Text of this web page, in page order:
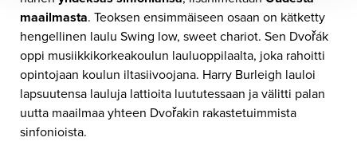
maailmasta. Teoksen ensimmäiseen osaan on kätketty
hengellinen laulu Swing low, sweet chariot. Sen Dvořák
oppi musiikkikorkeakoulun lauluoppilaalta, joka rahoitti
opintojaan koulun iltasiivoojana. Harry Burleigh lauloi
lapsuutensa lauluja lattioita luututessaan ja välitti palan
uutta maailmaa yhteen Dvořakin rakastetuimmista
sinfonioista.